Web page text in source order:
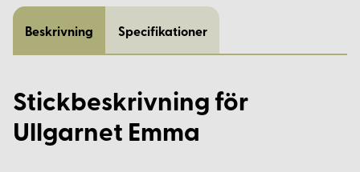
Beskrivning Specifikationer
Stickbeskrivning för
Ullgarnet Emma